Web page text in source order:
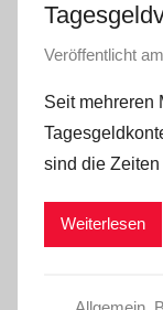
Veröffentlicht am
Seit mehreren
sind die
Weiterlesen